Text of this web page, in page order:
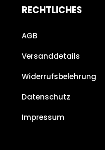
RECHTLICHES
AGB
Versanddetails
Widerrufsbelehrung
Datenschutz
Impressum